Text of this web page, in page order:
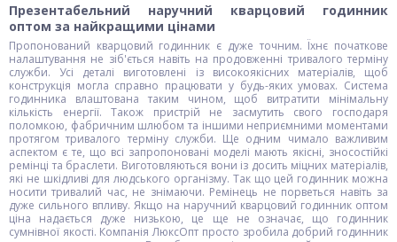
Презентабельний наручний кварцовий годинник
оптом за найкращими цінами
Пропонований кварцовий годинник є дуже точним. Їхнє початкове
налаштування не зіб'ється навіть на продовженні тривалого терміну
служби. Усі деталі виготовлені із високоякісних матеріалів, щоб
конструкція могла справно працювати у будь-яких умовах. Система
годинника влаштована таким чином, щоб витратити мінімальну
кількість енергії. Також пристрій не засмутить свого господаря
поломкою, фабричним шлюбом та іншими неприємними моментами
протягом тривалого терміну служби. Ще одним чимало важливим
аспектом є те, що всі запропоновані моделі мають якісні, зносостійкі
ремінці та браслети. Виготовляються вони із досить міцних матеріалів,
які не шкідливі для людського організму. Так що цей годинник можна
носити тривалий час, не знімаючи. Ремінець не порветься навіть за
дуже сильного впливу. Якщо на наручний кварцовий годинник оптом
ціна надається дуже низькою, це ще не означає, що годинник
сумнівної якості. Компанія ЛюксОпт просто зробила добрий годинник